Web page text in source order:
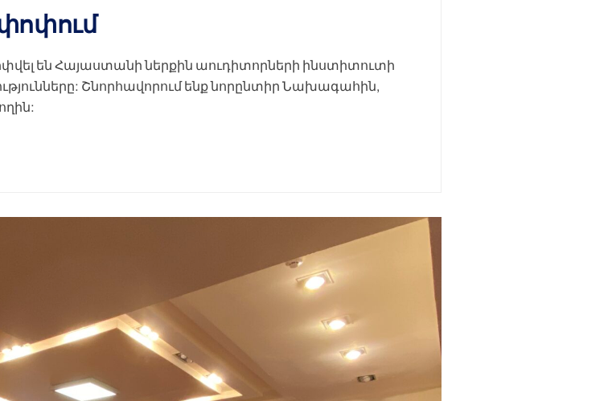
են Հայաստանի ներքին աուդիտորների ինստիտուտի
Շնորհավորում ենք նորընտիր Նախագահին,